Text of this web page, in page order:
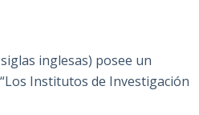
inglesas) posee un
Institutos de Investigación